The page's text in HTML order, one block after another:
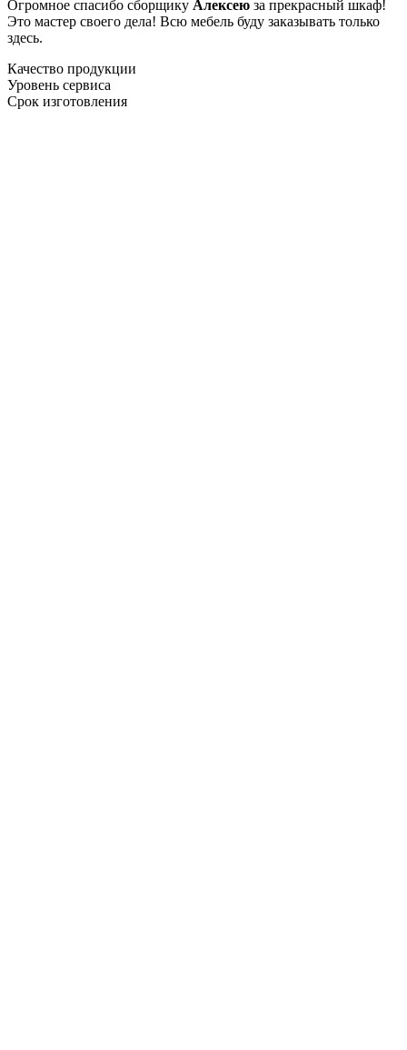
Огромное спасибо сборщику Алексею за прекрасный шкаф!
Это мастер своего дела! Всю мебель буду заказывать только
здесь.
Качество продукции
Уровень сервиса
Срок изготовления